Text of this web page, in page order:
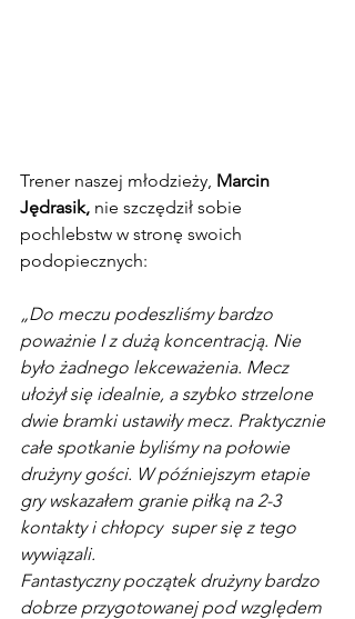
Trener naszej młodzieży, Marcin
Jędrasik, nie szczędził sobie
pochlebstw w stronę swoich
podopiecznych:
„Do meczu podeszliśmy bardzo
poważnie I z dużą koncentracją. Nie
było żadnego lekceważenia. Mecz
ułożył się idealnie, a szybko strzelone
dwie bramki ustawiły mecz. Praktycznie
całe spotkanie byliśmy na połowie
drużyny gości. W późniejszym etapie
gry wskazałem granie piłką na 2-3
kontakty i chłopcy  super się z tego
wywiązali.
Fantastyczny początek drużyny bardzo
dobrze przygotowanej pod względem